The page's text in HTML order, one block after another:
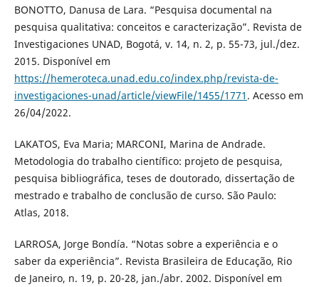
BONOTTO, Danusa de Lara. “Pesquisa documental na
pesquisa qualitativa: conceitos e caracterização”. Revista de
Investigaciones UNAD, Bogotá, v. 14, n. 2, p. 55-73, jul./dez.
2015. Disponível em
https://hemeroteca.unad.edu.co/index.php/revista-de-
investigaciones-unad/article/viewFile/1455/1771 . Acesso em
26/04/2022.
LAKATOS, Eva Maria; MARCONI, Marina de Andrade.
Metodologia do trabalho científico: projeto de pesquisa,
pesquisa bibliográfica, teses de doutorado, dissertação de
mestrado e trabalho de conclusão de curso. São Paulo:
Atlas, 2018.
LARROSA, Jorge Bondía. “Notas sobre a experiência e o
saber da experiência”. Revista Brasileira de Educação, Rio
de Janeiro, n. 19, p. 20-28, jan./abr. 2002. Disponível em